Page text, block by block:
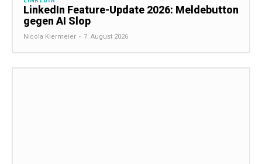
LinkedIn Feature-Update 2026: Meldebutton
gegen AI Slop
Nicola Kiermeier - 7. August 2026